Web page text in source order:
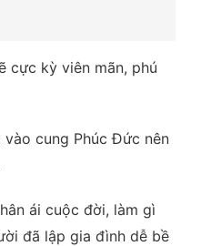
cực kỳ viên mãn, phú
cung Phúc Đức nên
ái cuộc đời, làm gì
đã lập gia đình dễ bề